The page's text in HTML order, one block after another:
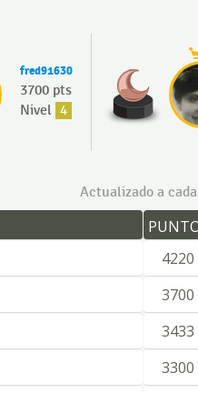
fred91630
3700 pts
Nivel 4
Actualizado a
4220
3700
3433
3300